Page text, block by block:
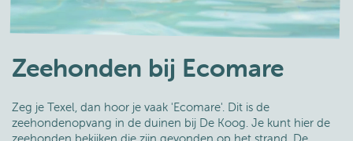
Zeehonden bij Ecomare
Zeg je Texel, dan hoor je vaak 'Ecomare'. Dit is de
zeehondenopvang in de duinen bij De Koog. Je kunt hier de